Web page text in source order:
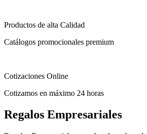
Productos de alta Calidad
Catálogos promocionales premium
Cotizaciones Online
Cotizamos en máximo 24 horas
Regalos Empresariales